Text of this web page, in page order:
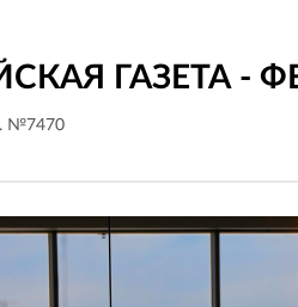
ГАЗЕТА -
№7470